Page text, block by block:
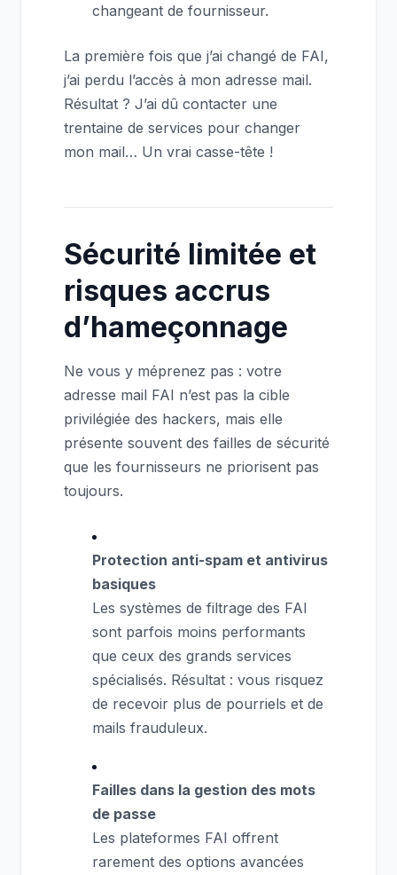
changeant de fournisseur.
La première fois que j’ai changé de FAI,
j’ai perdu l’accès à mon adresse mail.
Résultat ? J’ai dû contacter une
trentaine de services pour changer
mon mail… Un vrai casse-tête !
Sécurité limitée et
risques accrus
d’hameçonnage
Ne vous y méprenez pas : votre
adresse mail FAI n’est pas la cible
privilégiée des hackers, mais elle
présente souvent des failles de sécurité
que les fournisseurs ne priorisent pas
toujours.
Protection anti-spam et antivirus
basiques
Les systèmes de filtrage des FAI
sont parfois moins performants
que ceux des grands services
spécialisés. Résultat : vous risquez
de recevoir plus de pourriels et de
mails frauduleux.
Failles dans la gestion des mots
de passe
Les plateformes FAI offrent
rarement des options avancées